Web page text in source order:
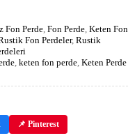
Fon Perde Fon Perde Keten Fon
Fon Perdeler, Rustik
keten fon perde Keten Perde
📌 Pinterest